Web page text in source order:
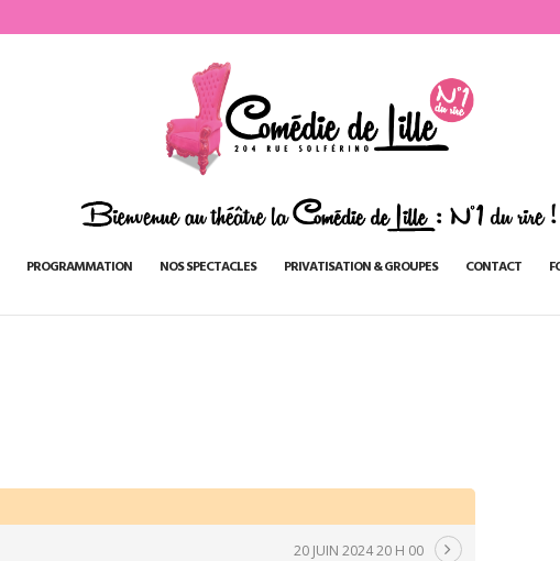
PROGRAMMATION NOS SPECTACLES PRIVATISATION & GROUPES CONTACT
20 JUIN 2024 20 H 00